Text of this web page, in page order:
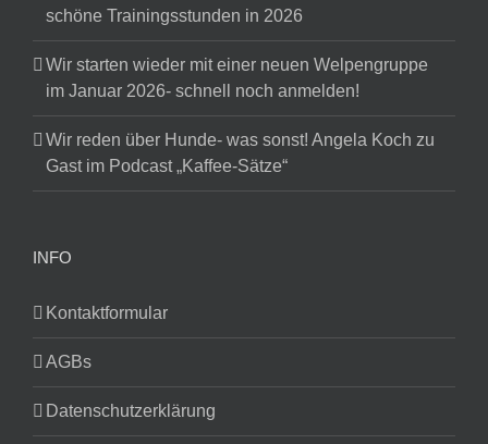
schöne Trainingsstunden in 2026
Wir starten wieder mit einer neuen Welpengruppe
im Januar 2026- schnell noch anmelden!
Wir reden über Hunde- was sonst! Angela Koch zu
Gast im Podcast „Kaffee-Sätze“
INFO
Kontaktformular
AGBs
Datenschutzerklärung